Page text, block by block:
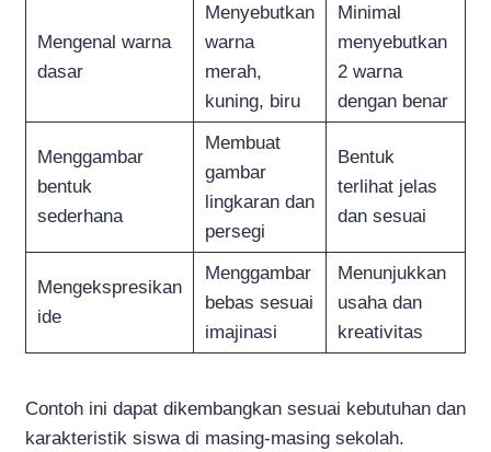
Mengenal warna
dasar
Menyebutkan
warna
merah,
kuning, biru
Minimal
menyebutkan
2 warna
dengan benar
Menggambar
bentuk
sederhana
Membuat
gambar
lingkaran dan
persegi
Bentuk
terlihat jelas
dan sesuai
Mengekspresikan
ide
Menggambar
bebas sesuai
imajinasi
Menunjukkan
usaha dan
kreativitas
Contoh ini dapat dikembangkan sesuai kebutuhan dan
karakteristik siswa di masing-masing sekolah.